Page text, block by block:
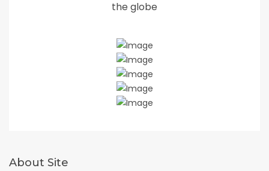
the globe
About Site